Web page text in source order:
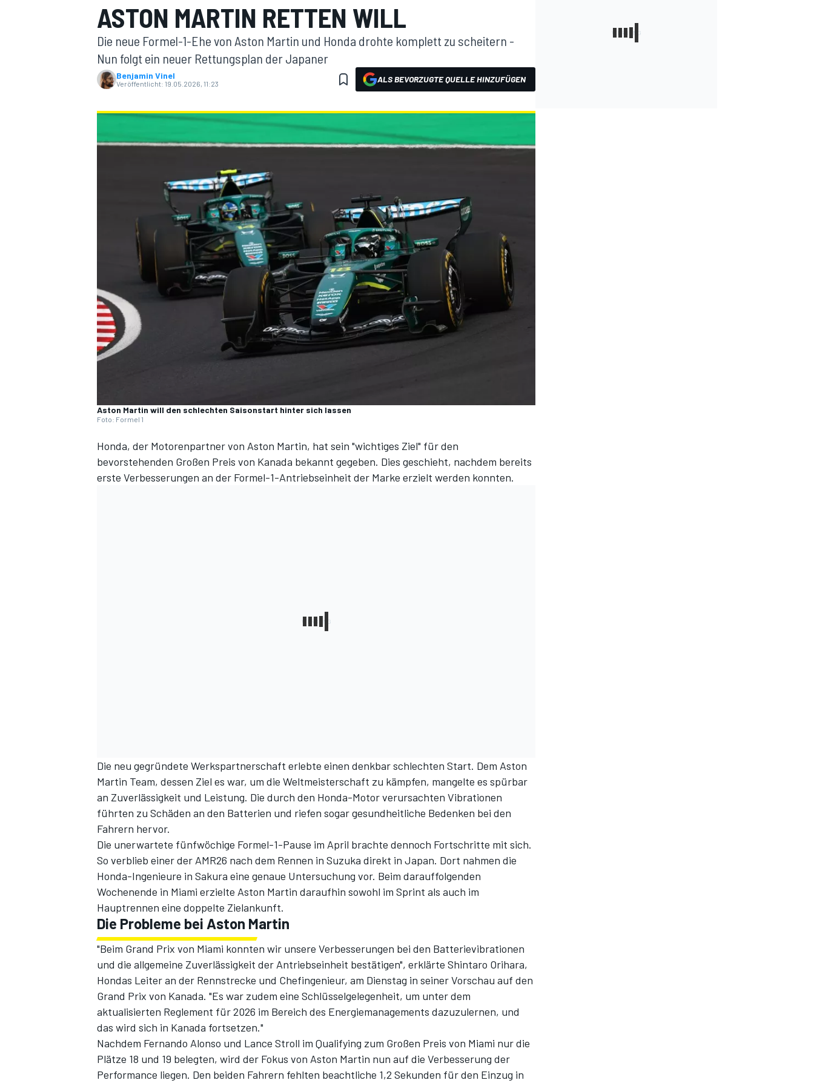
MOTOGP
DTM
SPORTWAGEN
ASTON MARTIN RETTEN WILL
Die neue Formel-1-Ehe von Aston Martin und Honda drohte komplett zu scheitern -
Nun folgt ein neuer Rettungsplan der Japaner
Benjamin Vinel
Veröffentlicht: 19.05.2026, 11:23 ALS BEVORZUGTE QUELLE HINZUFÜGEN
Aston Martin will den schlechten Saisonstart hinter sich lassen
Foto: Formel 1
Honda, der Motorenpartner von Aston Martin, hat sein "wichtiges Ziel" für den
bevorstehenden Großen Preis von Kanada bekannt gegeben. Dies geschieht, nachdem bereits
erste Verbesserungen an der Formel-1-Antriebseinheit der Marke erzielt werden konnten.
Die neu gegründete Werkspartnerschaft erlebte einen denkbar schlechten Start. Dem Aston
Martin Team, dessen Ziel es war, um die Weltmeisterschaft zu kämpfen, mangelte es spürbar
an Zuverlässigkeit und Leistung. Die durch den Honda-Motor verursachten Vibrationen
führten zu Schäden an den Batterien und riefen sogar gesundheitliche Bedenken bei den
Fahrern hervor.
Die unerwartete fünfwöchige Formel-1-Pause im April brachte dennoch Fortschritte mit sich.
So verblieb einer der AMR26 nach dem Rennen in Suzuka direkt in Japan. Dort nahmen die
Honda-Ingenieure in Sakura eine genaue Untersuchung vor. Beim darauffolgenden
Wochenende in Miami erzielte Aston Martin daraufhin sowohl im Sprint als auch im
Hauptrennen eine doppelte Zielankunft.
Die Probleme bei Aston Martin
"Beim Grand Prix von Miami konnten wir unsere Verbesserungen bei den Batterievibrationen
und die allgemeine Zuverlässigkeit der Antriebseinheit bestätigen", erklärte Shintaro Orihara,
Hondas Leiter an der Rennstrecke und Chefingenieur, am Dienstag in seiner Vorschau auf den
Grand Prix von Kanada. "Es war zudem eine Schlüsselgelegenheit, um unter dem
aktualisierten Reglement für 2026 im Bereich des Energiemanagements dazuzulernen, und
das wird sich in Kanada fortsetzen."
Nachdem Fernando Alonso und Lance Stroll im Qualifying zum Großen Preis von Miami nur die
Plätze 18 und 19 belegten, wird der Fokus von Aston Martin nun auf die Verbesserung der
Performance liegen. Den beiden Fahrern fehlten beachtliche 1,2 Sekunden für den Einzug in